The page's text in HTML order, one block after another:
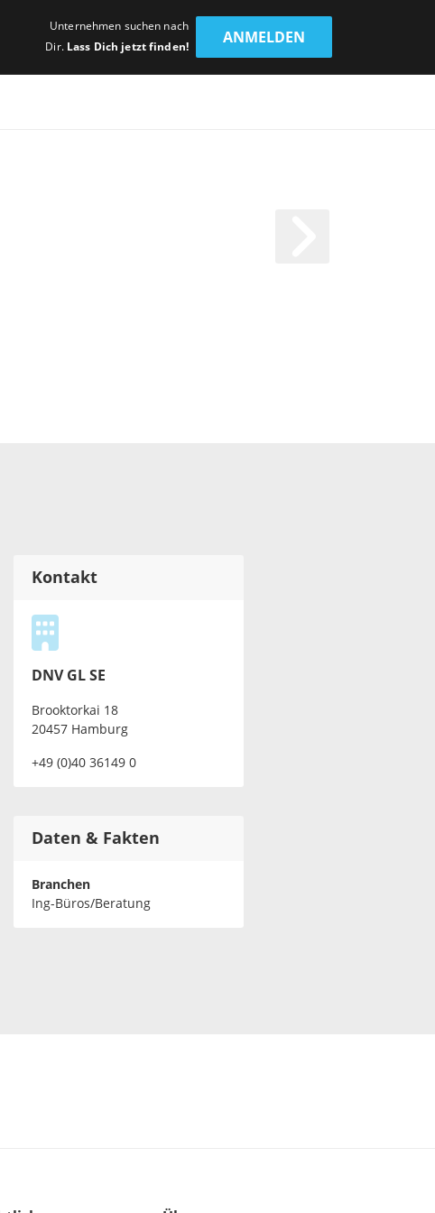
Unternehmen suchen nach
Dir. Lass Dich jetzt finden!
ANMELDEN
Kontakt
DNV GL SE
Brooktorkai 18
20457 Hamburg
+49 (0)40 36149 0
Daten & Fakten
Branchen
Ing-Büros/Beratung